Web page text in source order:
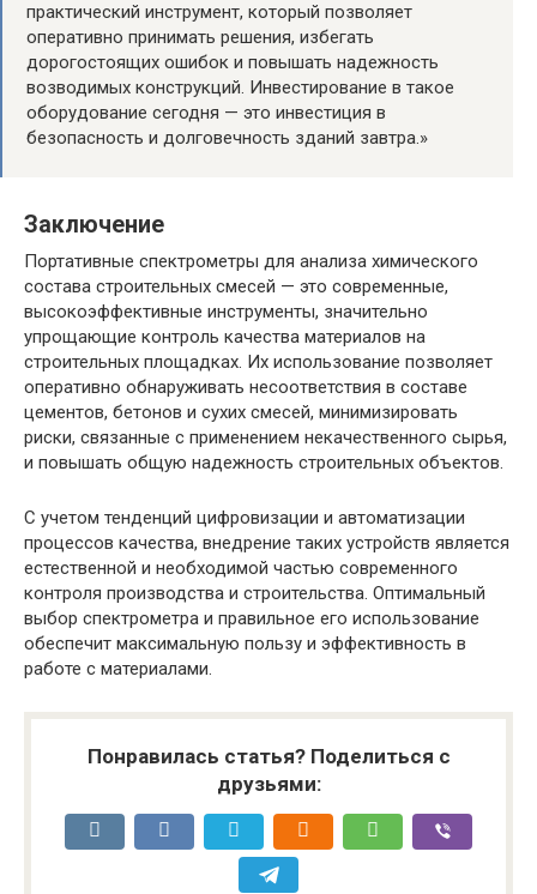
практический инструмент, который позволяет
оперативно принимать решения, избегать
дорогостоящих ошибок и повышать надежность
возводимых конструкций. Инвестирование в такое
оборудование сегодня — это инвестиция в
безопасность и долговечность зданий завтра.»
Заключение
Портативные спектрометры для анализа химического
состава строительных смесей — это современные,
высокоэффективные инструменты, значительно
упрощающие контроль качества материалов на
строительных площадках. Их использование позволяет
оперативно обнаруживать несоответствия в составе
цементов, бетонов и сухих смесей, минимизировать
риски, связанные с применением некачественного сырья,
и повышать общую надежность строительных объектов.
С учетом тенденций цифровизации и автоматизации
процессов качества, внедрение таких устройств является
естественной и необходимой частью современного
контроля производства и строительства. Оптимальный
выбор спектрометра и правильное его использование
обеспечит максимальную пользу и эффективность в
работе с материалами.
Понравилась статья? Поделиться с
друзьями: